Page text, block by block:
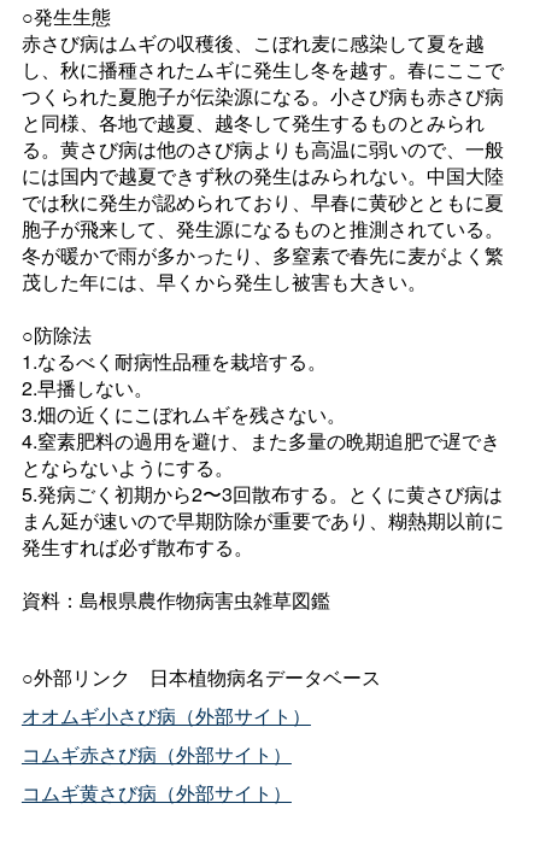
○発生生態
赤さび病はムギの収穫後、こぼれ麦に感染して夏を越
し、秋に播種されたムギに発生し冬を越す。春にここで
つくられた夏胞子が伝染源になる。小さび病も赤さび病
と同様、各地で越夏、越冬して発生するものとみられ
る。黄さび病は他のさび病よりも高温に弱いので、一般
には国内で越夏できず秋の発生はみられない。中国大陸
では秋に発生が認められており、早春に黄砂とともに夏
胞子が飛来して、発生源になるものと推測されている。
冬が暖かで雨が多かったり、多窒素で春先に麦がよく繁
茂した年には、早くから発生し被害も大きい。
○防除法
1.なるべく耐病性品種を栽培する。
2.早播しない。
3.畑の近くにこぼれムギを残さない。
4.窒素肥料の過用を避け、また多量の晩期追肥で遅でき
とならないようにする。
5.発病ごく初期から2〜3回散布する。とくに黄さび病は
まん延が速いので早期防除が重要であり、糊熱期以前に
発生すれば必ず散布する。
資料：島根県農作物病害虫雑草図鑑
○外部リンク 日本植物病名データベース
オオムギ小さび病（外部サイト）
コムギ赤さび病（外部サイト）
コムギ黄さび病（外部サイト）